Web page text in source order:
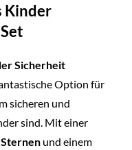
Küchenhelfer(Krokodil）
Kinder
Sicherheit
Option für
sicheren und
sind. Mit einer
und einem